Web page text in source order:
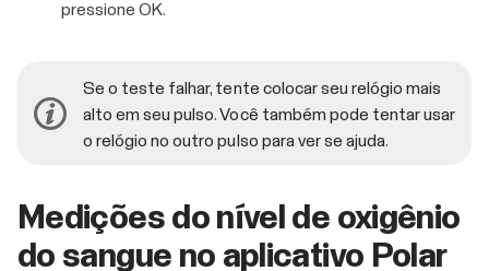
pressione OK.
Se o teste falhar, tente colocar seu relógio mais
alto em seu pulso. Você também pode tentar usar
o relógio no outro pulso para ver se ajuda.
Medições do nível de oxigênio
do sangue no aplicativo Polar